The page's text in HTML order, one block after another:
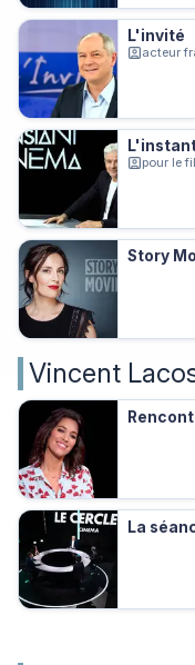
L'invité
acteur
pour le
Story
Vincent
La